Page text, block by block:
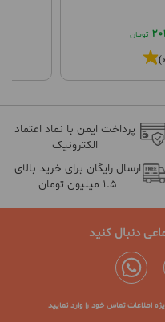
تومان
پرداخت ایمن با نماد اعتماد
الکترونیک
ارسال رایگان برای خرید بالای
1.5 میلیون تومان
دنبال کنید
اطلاعات تماس خود را وارد نمایید